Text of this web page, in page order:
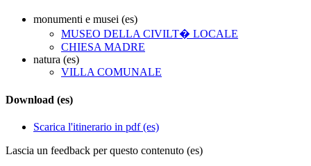
monumenti e musei (es)
MUSEO DELLA CIVILT� LOCALE
CHIESA MADRE
natura (es)
VILLA COMUNALE
Download (es)
Scarica l'itinerario in pdf (es)
Lascia un feedback per questo contenuto (es)